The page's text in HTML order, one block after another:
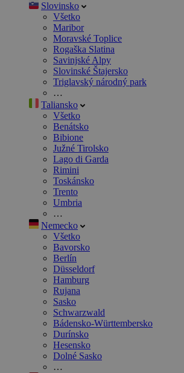
Slovinsko
Všetko
Maribor
Moravské Toplice
Rogaška Slatina
Savinjské Alpy
Slovinské Štajersko
Triglavský národný park
…
Taliansko
Všetko
Benátsko
Bibione
Južné Tirolsko
Lago di Garda
Rimini
Toskánsko
Trento
Umbria
…
Nemecko
Všetko
Bavorsko
Berlín
Düsseldorf
Hamburg
Rujana
Sasko
Schwarzwald
Bádensko-Württembersko
Durínsko
Hesensko
Dolné Sasko
…